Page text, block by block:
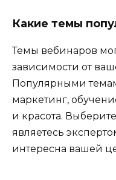
Какие темы
Темы вебинаров
зависимости от
Популярными
маркетинг,
и красота.
являетесь
интересна вашей